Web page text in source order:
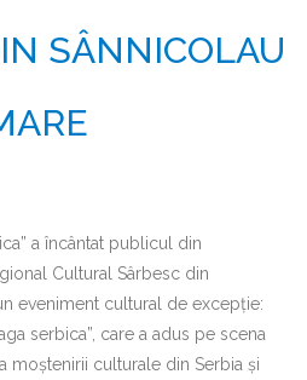
SÂNNICOLAU
a încântat publicul din
Cultural Sârbesc din
eveniment cultural de excepție:
serbica”, care a adus pe scena
moștenirii culturale din Serbia și